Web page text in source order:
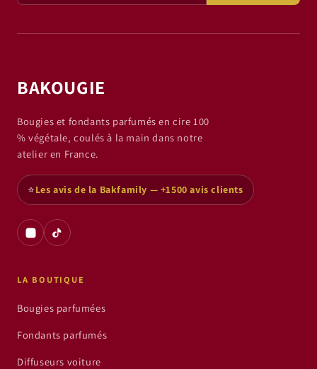
BAKOUGIE
Bougies et fondants parfumés en cire 100
% végétale, coulés à la main dans notre
atelier en France.
⭐Les avis de la Bakfamily — +1500 avis clients
LA BOUTIQUE
Bougies parfumées
Fondants parfumés
Diffuseurs voiture